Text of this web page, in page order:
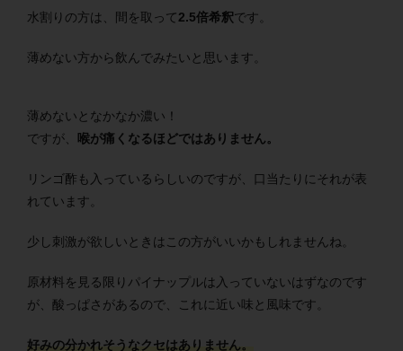
水割りの方は、間を取って2.5倍希釈です。
薄めない方から飲んでみたいと思います。
薄めないとなかなか濃い！
ですが、
喉が痛くなるほどではありません。
リンゴ酢も入っているらしいのですが、口当たりにそれが表
れています。
少し刺激が欲しいときはこの方がいいかもしれませんね。
原材料を見る限りパイナップルは入っていないはずなのです
が、酸っぱさがあるので、これに近い味と風味です。
好みの分かれそうなクセはありません。